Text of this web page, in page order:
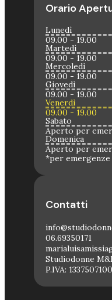
Orario
Lunedì
09.00 - 19.00
Martedì
09.00 - 19.00
Mercoledì
09.00 - 19.00
Giovedì
09.00 - 19.00
Venerdì
09.00 - 19.00
Sabato
Aperto per
Domenica
Aperto per
*per emergenze
Contatti
06.69350171
Studiodonne
P.IVA: